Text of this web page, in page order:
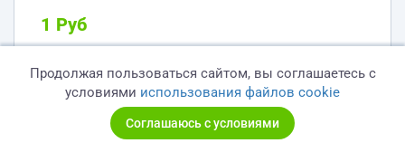
дизайн
1 Руб
По договоренности
Опубликовано 9 лет назад
Продолжая пользоваться сайтом, вы соглашаетесь с
условиями использования файлов cookie
Соглашаюсь с условиями